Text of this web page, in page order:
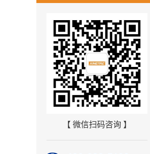
【 微信扫码咨询 】